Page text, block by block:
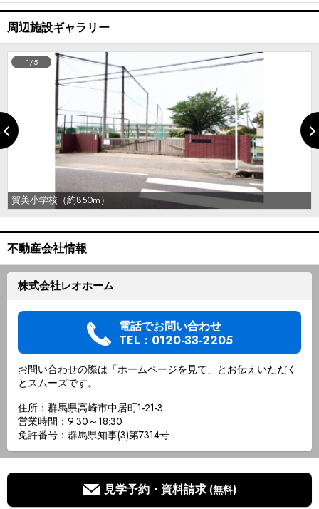
周辺施設ギャラリー
賀美小学校（約850m）
1/5
不動産会社情報
株式会社レオホーム
電話でお問い合わせ
TEL：0120-33-2205
お問い合わせの際は「ホームページを見て」とお伝えいただく
とスムーズです。
住所：群馬県高崎市中居町1-21-3
営業時間：9:30～18:30
免許番号：群馬県知事(3)第7314号
見学予約・資料請求 (無料)